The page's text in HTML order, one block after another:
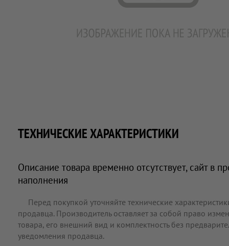
ТЕХНИЧЕСКИЕ ХАРАКТЕРИСТИКИ
Описание товара временно отсутствует, сайт в
наполнения
Перед покупкой уточняйте технические
продавца. Производитель оставляет за собой право
товара, его внешний вид и комплектность без
уведомления продавца.